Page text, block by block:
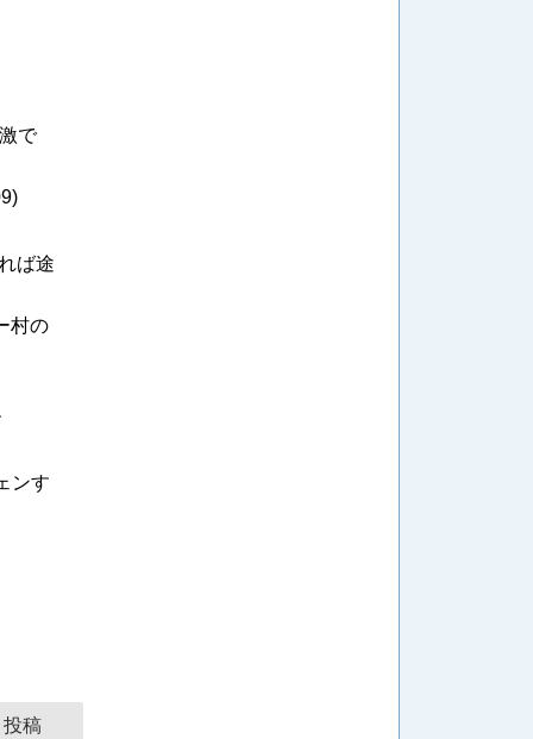
で
)
ば途
村の
ンす